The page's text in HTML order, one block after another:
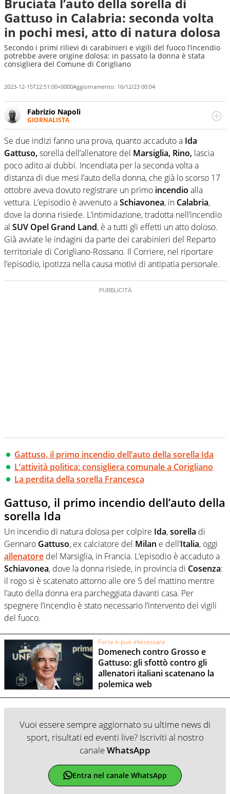
Gattuso in Calabria: seconda volta
in pochi mesi, atto di natura dolosa
Secondo i primi rilievi di carabinieri e vigili del fuoco l’incendio
potrebbe avere origine dolosa: in passato la donna è stata
consigliera del Comune di Corigliano
2023-12-15T22:51:00+0000Aggiornamento: 16/12/23 00:04
Fabrizio Napoli
GIORNALISTA
Giornalista professionista, per Virgilio Sport segue anche
il calcio ma è con la pallanuoto che esalta competenze e
passioni. Cura la comunicazione di HaBaWaBa, il più
grande festival di waterpolo per bambini al mondo
Se due indizi fanno una prova, quanto accaduto a Ida
Gattuso,sorella dell’allenatore del Marsiglia, Rino, lascia
poco adito ai dubbi. Incendiata per la seconda volta a
distanza di due mesi l’auto della donna, che già lo scorso 17
ottobre aveva dovuto registrare un primo incendio alla
vettura. L’episodio è avvenuto aSchiavonea, in Calabria,
dove la donna risiede. L’intimidazione, tradotta nell’incendio
al SUV Opel Grand Land, è a tutti gli effetti un atto doloso.
Già avviate le indagini da parte dei carabinieri del Reparto
territoriale di Corigliano-Rossano. Il Corriere, nel riportare
l’episodio, ipotizza nella causa motivi di antipatia personale.
Gattuso, il primo incendio dell’auto della sorella Ida
L’attività politica: consigliera comunale a Corigliano
La perdita della sorella Francesca
Gattuso, il primo incendio dell’auto della
sorella Ida
Un incendio di natura dolosa per colpire Ida,sorella di
Gennaro Gattuso, ex calciatore del Milan e dell’Italia, oggi
allenatore del Marsiglia, in Francia. L’episodio è accaduto a
Schiavonea, dove la donna risiede, in provincia di Cosenza:
il rogo si è scatenato attorno alle ore 5 del mattino mentre
l’auto della donna era parcheggiata davanti casa. Per
spegnere l’incendio è stato necessario l’intervento dei vigili
del fuoco.
Forse ti può interessare
Domenech contro Grosso e
Gattuso: gli sfottò contro gli
allenatori italiani scatenano la
polemica web
Vuoi essere sempre aggiornato su ultime news di
sport, risultati ed eventi live? Iscriviti al nostro
canaleWhatsApp
Entra nel canale WhatsApp